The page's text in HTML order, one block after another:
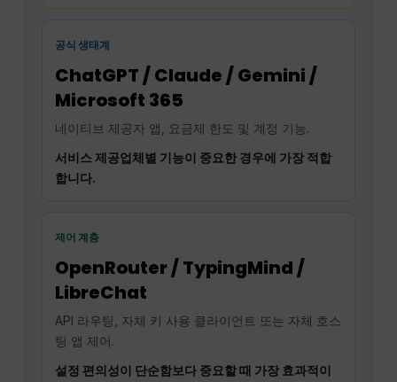
공식 생태계
ChatGPT / Claude / Gemini /
Microsoft 365
네이티브 제공자 앱, 요금제 한도 및 계정 기능.
서비스 제공업체별 기능이 중요한 경우에 가장 적합
합니다.
제어 계층
OpenRouter / TypingMind /
LibreChat
API 라우팅, 자체 키 사용 클라이언트 또는 자체 호스
팅 앱 제어.
설정 편의성이 단순함보다 중요할 때 가장 효과적이